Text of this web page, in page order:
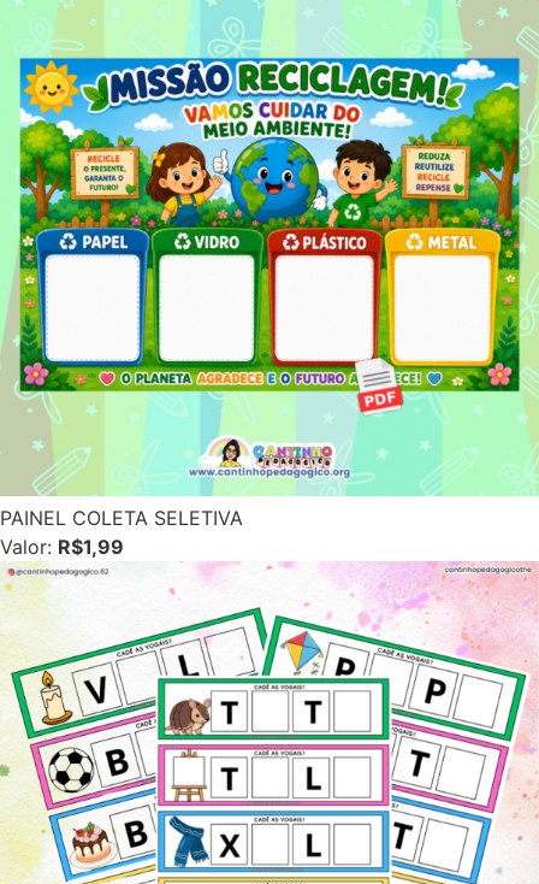
PAINEL COLETA SELETIVA
Valor: R$1,99